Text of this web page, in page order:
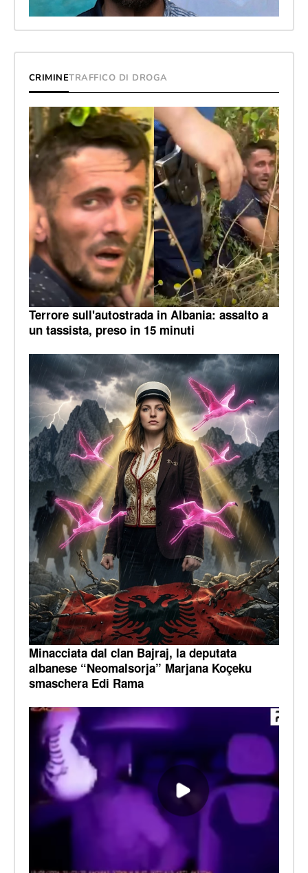
CRIMINETRAFFICO DI DROGA
Terrore sull'autostrada in Albania: assalto a
un tassista, preso in 15 minuti
Minacciata dal clan Bajraj, la deputata
albanese “Neomalsorja” Marjana Koçeku
smaschera Edi Rama